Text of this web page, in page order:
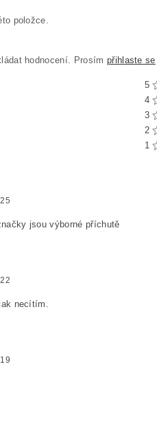
položce.
hodnocení. Prosím přihlaste se
5
4
3
2
1
jsou výborné příchutě
necítím.